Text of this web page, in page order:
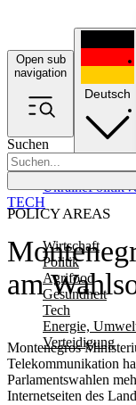
Open sub
navigation
Suchen
POLICY AREAS
Wirtschaft
Politik
Agrifood
Gesundheit
Tech
Energie,
Verteidigung
UkrainePolitik
Deutsch
am
Montenegros
Telekommunikation
Parlamentswahlen
Internetseiten des
TECH